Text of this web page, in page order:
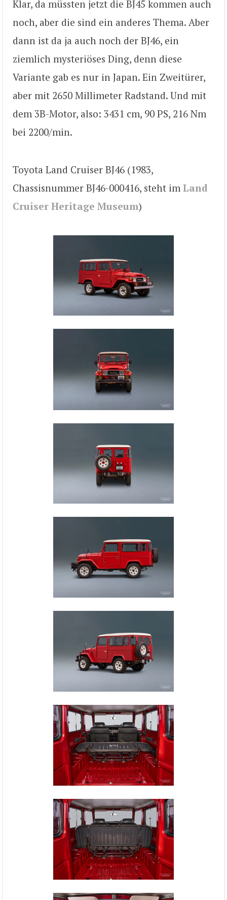
Klar, da müssten jetzt die BJ45 kommen auch
noch, aber die sind ein anderes Thema. Aber
dann ist da ja auch noch der BJ46, ein
ziemlich mysteriöses Ding, denn diese
Variante gab es nur in Japan. Ein Zweitürer,
aber mit 2650 Millimeter Radstand. Und mit
dem 3B-Motor, also: 3431 cm, 90 PS, 216 Nm
bei 2200/min.
Toyota Land Cruiser BJ46 (1983,
Chassisnummer BJ46-000416, steht im Land
Cruiser Heritage Museum)